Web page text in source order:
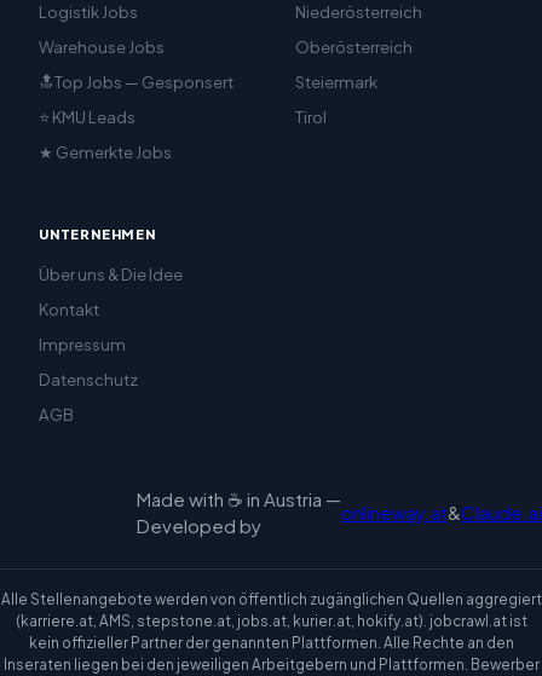
Logistik Jobs
Warehouse Jobs
🔝Top Jobs — Gesponsert
⭐ KMU Leads
★ Gemerkte Jobs
Niederösterreich
Oberösterreich
Steiermark
Tirol
UNTERNEHMEN
Über uns & Die Idee
Kontakt
Impressum
Datenschutz
AGB
Made with ☕ in Austria —
Developed by
onlineway.at&Claude.ai
Alle Stellenangebote werden von öffentlich zugänglichen Quellen aggregiert
(karriere.at, AMS, stepstone.at, jobs.at, kurier.at, hokify.at). jobcrawl.at ist
kein offizieller Partner der genannten Plattformen. Alle Rechte an den
Inseraten liegen bei den jeweiligen Arbeitgebern und Plattformen. Bewerber